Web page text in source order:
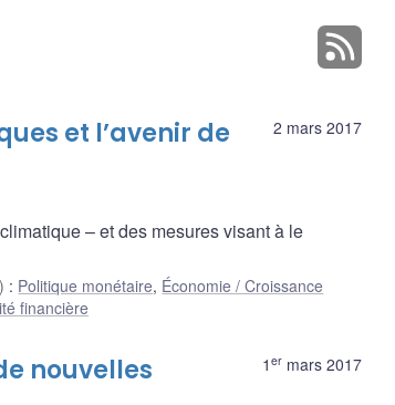
2 mars 2017
et l’avenir de
– et des mesures visant à le
: Politique monétaire, Économie / Croissance
financière
1 ermars 2017
nouvelles